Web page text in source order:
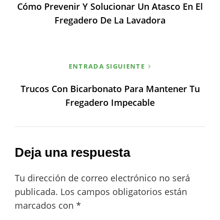
entradas
Cómo Prevenir Y Solucionar Un Atasco En El
Fregadero De La Lavadora
ENTRADA SIGUIENTE
Trucos Con Bicarbonato Para Mantener Tu
Fregadero Impecable
Deja una respuesta
Tu dirección de correo electrónico no será
publicada. Los campos obligatorios están
marcados con *